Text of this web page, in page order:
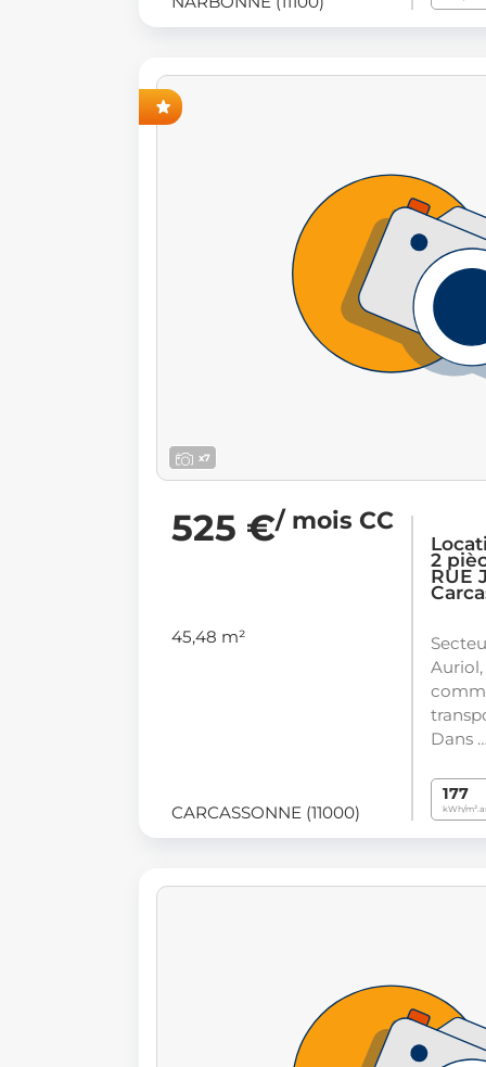
x7
525 €/ mois CC
45,48 m²
CARCASSONNE (11000)
2
RUE
Dans …
177
kWh/